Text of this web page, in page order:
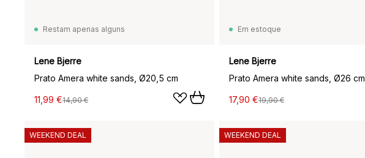
Restam apenas alguns
Lene Bjerre
Prato Amera white sands, Ø20,5 cm
11,99 €14,90 €
Em estoque
Lene Bjerre
Prato Amera white sands, Ø26 cm
17,90 €19,90 €
WEEKEND DEAL WEEKEND DEAL